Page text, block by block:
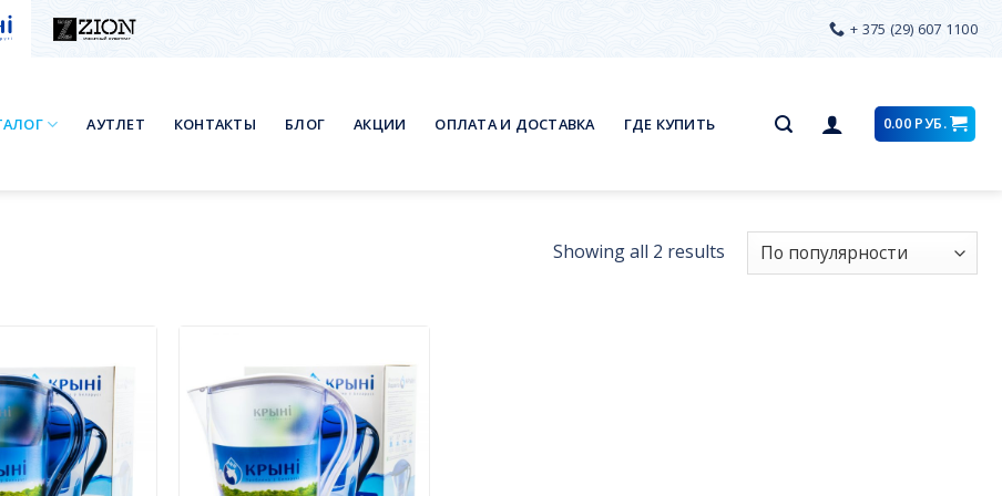
+ 375 (29) 607 1100
АУТЛЕТ КОНТАКТЫ БЛОГ АКЦИИ ОПЛАТА И ДОСТАВКА ГДЕ КУПИТЬ 0.00 РУБ.
Showing all 2 results